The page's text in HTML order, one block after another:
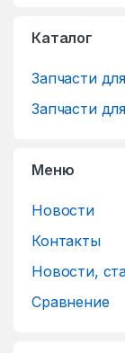
Каталог
Запчасти
Запчасти
Меню
Новости
Контакты
Новости,
Сравнение